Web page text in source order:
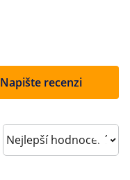
Napište recenzi
Sort reviews